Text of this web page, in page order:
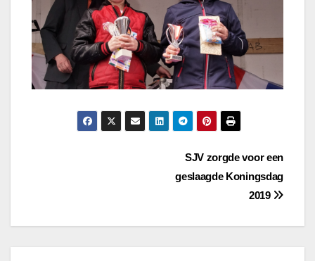
SJV zorgde voor een
geslaagde Koningsdag
2019